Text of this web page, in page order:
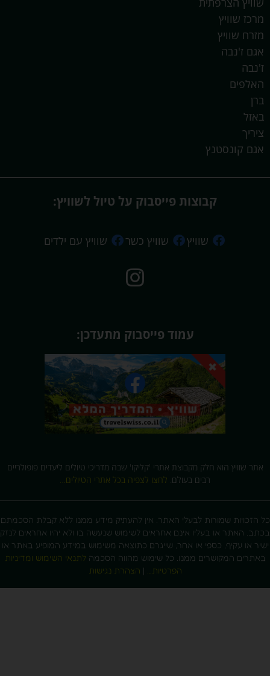
מרכז שוויץ
מזרח שוויץ
אגם ז'נבה
ז'נבה
האלפים
ברן
באזל
ציריך
אגם קונסטנץ
קבוצות פייסבוק על טיול לשוויץ:
שוויץ שוויץ כשר שוויץ עם ילדים
עמוד פייסבוק מתעדכן:
אתר שוויץ הוא חלק מקבוצת אתרי 'קליקו' שבה מדריכי טיולים ליעדים פופולריים
רבים בעולם. לחצו לצפיה בכל אתרי הטיולים…
הזכויות שמורות לבעלי האתר. אין להעתיק מידע ממנו ללא קבלת הסכמתם
האתר או בעליו אינם אחראים לשימוש שנעשה בו ולא יהיו אחראים לנזק
או עקיף, כספי או אחר, שייגרם כתוצאה משימוש במידע המופיע באתר או
המקושרים ממנו. כל שימוש מהווה הסכמהלתנאי השימוש ומדיניות
הפרטיות…
הצהרת נגישות